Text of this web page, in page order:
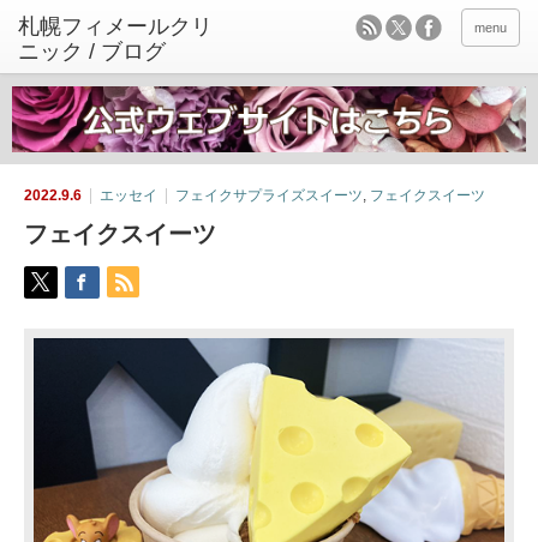
menu
2022.9.6 エッセイ フェイクサプライズスイーツ, フェイクスイーツ
フェイクスイーツ